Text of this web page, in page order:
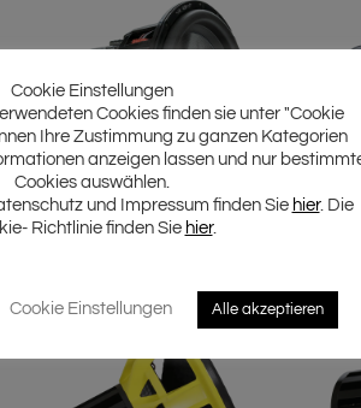
GZNW 38C
Cookie Einstellungen
Cookies finden sie unter "Cookie
Ihre Zustimmung zu ganzen Kategorien
anzeigen lassen und nur
Cookies auswählen.
und Impressum finden Sie hier. Die
Richtlinie finden Sie hier.
Cookie Einstellungen Alle akzeptieren